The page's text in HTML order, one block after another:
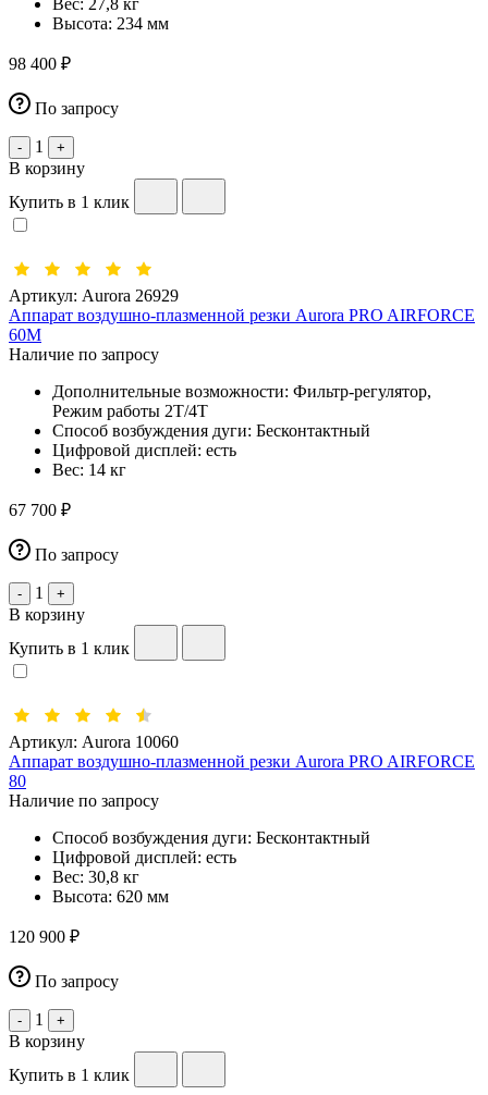
Высота: 234 мм
98 400 ₽
По запросу
- 1 +
В корзину
Купить в 1 клик
Артикул: Aurora 26929
Аппарат воздушно-плазменной резки Aurora PRO AIRFORCE
60M
Наличие по запросу
Дополнительные возможности: Фильтр-регулятор,
Режим работы 2Т/4Т
Способ возбуждения дуги: Бесконтактный
Цифровой дисплей: есть
Вес: 14 кг
67 700 ₽
По запросу
- 1 +
В корзину
Купить в 1 клик
Артикул: Aurora 10060
Аппарат воздушно-плазменной резки Aurora PRO AIRFORCE
80
Наличие по запросу
Способ возбуждения дуги: Бесконтактный
Цифровой дисплей: есть
Вес: 30,8 кг
Высота: 620 мм
120 900 ₽
По запросу
- 1 +
В корзину
Купить в 1 клик